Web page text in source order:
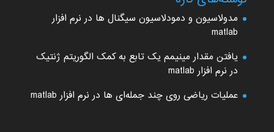
مدولاسیون و دمودلاسیون سیگنال ها در نرم افزار
matlab
یافتن مقدار مینیمم یک تابع به کمک الگوریتم ژنتیک
در نرم افزار matlab
عملیات ریاضی روی چند جمله‌ای ها در نرم افزار matlab